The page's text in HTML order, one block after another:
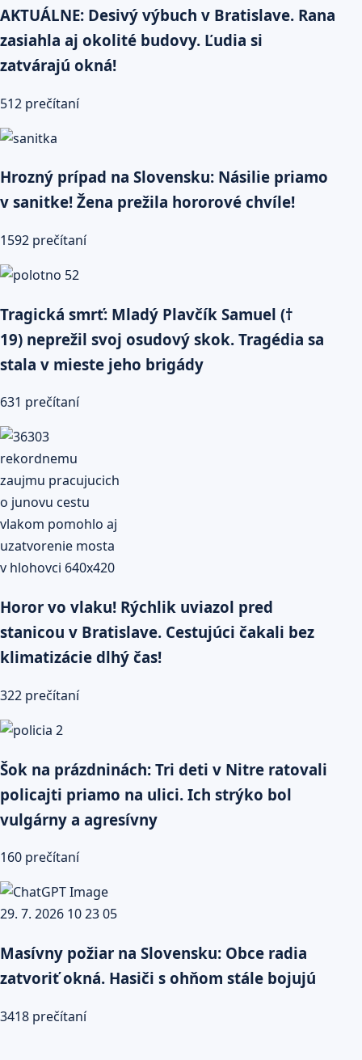
AKTUÁLNE: Desivý výbuch v Bratislave. Rana
zasiahla aj okolité budovy. Ľudia si
zatvárajú okná!
512 prečítaní
Hrozný prípad na Slovensku: Násilie priamo
v sanitke! Žena prežila hororové chvíle!
1592 prečítaní
Tragická smrť: Mladý Plavčík Samuel (†
19) neprežil svoj osudový skok. Tragédia sa
stala v mieste jeho brigády
631 prečítaní
Horor vo vlaku! Rýchlik uviazol pred
stanicou v Bratislave. Cestujúci čakali bez
klimatizácie dlhý čas!
322 prečítaní
Šok na prázdninách: Tri deti v Nitre ratovali
policajti priamo na ulici. Ich strýko bol
vulgárny a agresívny
160 prečítaní
Masívny požiar na Slovensku: Obce radia
zatvoriť okná. Hasiči s ohňom stále bojujú
3418 prečítaní